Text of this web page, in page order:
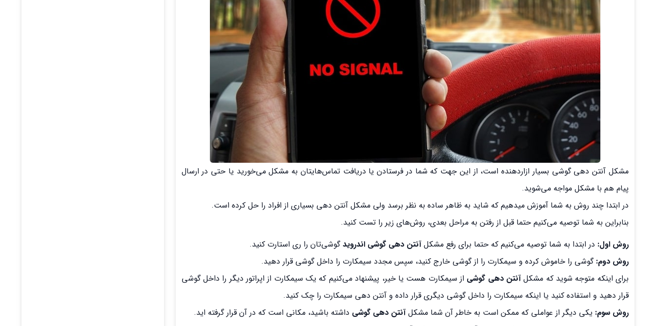
مشکل آنتن دهی گوشی بسیار ازاردهنده است، از این جهت که شما در فرستادن یا دریافت تماس‌هایتان به مشکل می‌خورید یا حتی در ارسال
پیام هم با مشکل مواجه می‌شوید.
در ابتدا چند روش به شما آموزش میدهیم که شاید به ظاهر ساده به نظر برسد ولی مشکل آنتن دهی بسیاری از افراد را حل کرده است.
بنابراین به شما توصیه می‌کنیم حتما قبل از رفتن به مراحل بعدی، روش‌های زیر را تست کنید.
روش اول: در ابتدا به شما توصیه می‌کنیم که حتما برای رفع مشکلآنتن دهی گوشی اندرویدگوشی‌تان را ری استارت کنید.
روش دوم: گوشی را خاموش کرده و سیمکارت را از گوشی خارج کنید، سپس مجدد سیمکارت را داخل گوشی قرار دهید.
برای اینکه متوجه شوید که مشکلآنتن دهی گوشی از سیمکارت هست یا خیر، پیشنهاد می‌کنیم که یک سیمکارت از اپراتور دیگر را داخل گوشی
قرار دهید و استفاده کنید یا اینکه سیمکارت را داخل گوشی دیگری قرار داده و آنتن دهی سیمکارت را چک کنید.
روش سوم: یکی دیگر از عواملی که ممکن است به خاطر آن شما مشکلآنتن دهی گوشی داشته باشید، مکانی است که در آن قرار گرفته اید.